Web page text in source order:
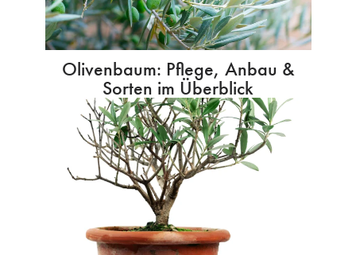
Olivenbaum: Pflege, Anbau &
Sorten im Überblick